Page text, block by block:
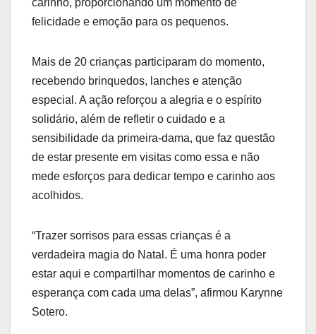
felicidade e emoção para os pequenos.
Mais de 20 crianças participaram do momento,
recebendo brinquedos, lanches e atenção
especial. A ação reforçou a alegria e o espírito
solidário, além de refletir o cuidado e a
sensibilidade da primeira-dama, que faz questão
de estar presente em visitas como essa e não
mede esforços para dedicar tempo e carinho aos
acolhidos.
“Trazer sorrisos para essas crianças é a
verdadeira magia do Natal. É uma honra poder
estar aqui e compartilhar momentos de carinho e
esperança com cada uma delas”, afirmou Karynne
Sotero.